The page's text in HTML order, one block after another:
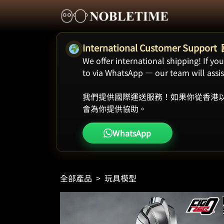
International Customer Support
We offer international shipping! If
to via WhatsApp — our team will
我們提供國際運送服務！如果你從香港
會為你提供協助。
WhatsApp
全部產品 > 玩具模型